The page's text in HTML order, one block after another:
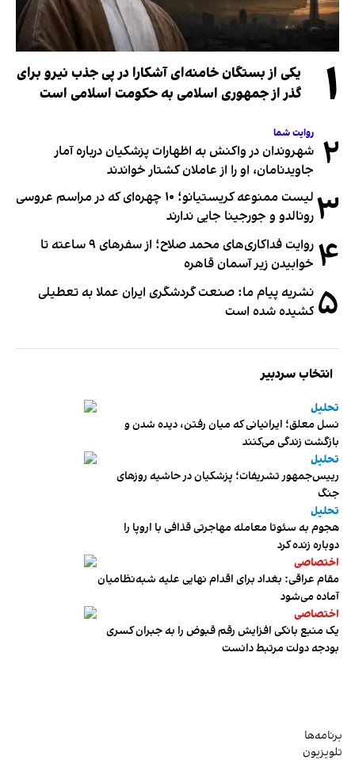
۱
یکی از بستگان خامنه‌ای آشکارا در پی جذب نیرو برای
گذر از جمهوری اسلامی به حکومت اسلامی است
۲ روایت شما
شهروندان در واکنش به اظهارات پزشکیان درباره آمار
جاویدنامان، او را از عاملان کشتار خواندند
۳
لیست ممنوعه کریستیانو؛ ۱۰ چهره‌ای که در مراسم عروسی
رونالدو و جورجینا جایی ندارند
۴
روایت فداکاری‌های محمد صلاح؛ از سفرهای ۹ ساعته تا
خوابیدن زیر آسمان قاهره
۵ نشریه پیام ما: صنعت گردشگری ایران عملا به تعطیلی
کشیده شده است
انتخاب سردبیر
تحلیل
نسل معلق؛ ایرانیانی که میان رفتن، دیده شدن و
بازگشت زندگی می‌کنند
تحلیل
رییس‌جمهور تشریفات؛ پزشکیان در حاشیه روزهای
جنگ
تحلیل
هجوم به سئوتا معامله مهاجرتی قذافی با اروپا را
دوباره زنده کرد
اختصاصی
مقام عراقی: بغداد برای اقدام نهایی علیه شبه‌نظامیان
آماده می‌شود
اختصاصی
یک منبع بانکی افزایش رقم قبوض را به جبران کسری
بودجه دولت مرتبط دانست
برنامه‌ها
تلویزیون